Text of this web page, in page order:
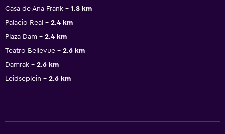
Casa de Ana Frank
1.8 km
Palacio Real
2.4 km
Plaza Dam
2.4 km
Teatro Bellevue
2.6 km
Damrak
2.6 km
Leidseplein
2.6 km